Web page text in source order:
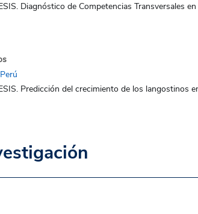
Diagnóstico de Competencias Transversales
Predicción del crecimiento de los